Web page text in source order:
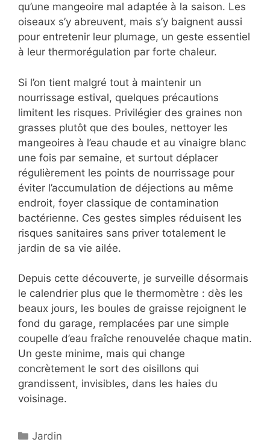
qu’une mangeoire mal adaptée à la saison. Les
oiseaux s’y abreuvent, mais s’y baignent aussi
pour entretenir leur plumage, un geste essentiel
à leur thermorégulation par forte chaleur.
Si l’on tient malgré tout à maintenir un
nourrissage estival, quelques précautions
limitent les risques. Privilégier des graines non
grasses plutôt que des boules, nettoyer les
mangeoires à l’eau chaude et au vinaigre blanc
une fois par semaine, et surtout déplacer
régulièrement les points de nourrissage pour
éviter l’accumulation de déjections au même
endroit, foyer classique de contamination
bactérienne. Ces gestes simples réduisent les
risques sanitaires sans priver totalement le
jardin de sa vie ailée.
Depuis cette découverte, je surveille désormais
le calendrier plus que le thermomètre : dès les
beaux jours, les boules de graisse rejoignent le
fond du garage, remplacées par une simple
coupelle d’eau fraîche renouvelée chaque matin.
Un geste minime, mais qui change
concrètement le sort des oisillons qui
grandissent, invisibles, dans les haies du
voisinage.
Catégories
Jardin